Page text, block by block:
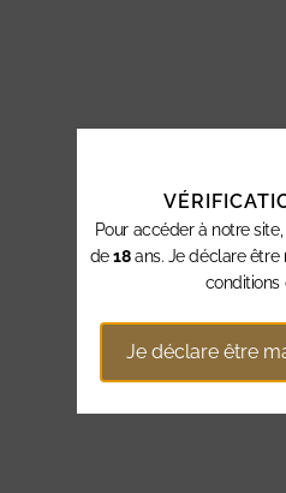
Pour accéder à notre
de18ans. Je déclare être
conditions
Je déclare être